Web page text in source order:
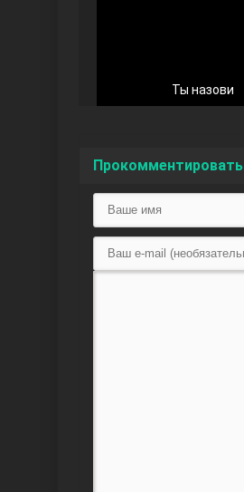
Любовь напоказ
Ты назови
Прокомментировать